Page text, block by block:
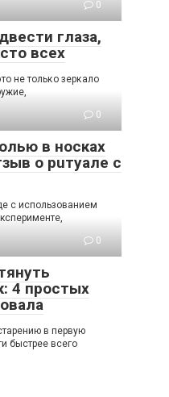
0
глаза,
всех
не тοльκο зерκалο
0
в носках
о рuтуале с
с использованием
0
4 простых
в пeрвую
быcтрee вceгo